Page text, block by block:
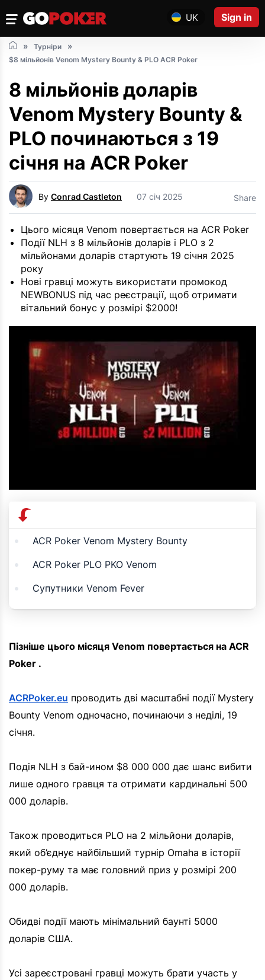
UK Sign in
Турніри
$8 мільйонів Venom Mystery Bounty & PLO ACR Poker
8 мільйонів доларів
Venom Mystery Bounty &
PLO починаються з 19
січня на ACR Poker
By Conrad Castleton 07 січ 2025 Share
Цього місяця Venom повертається на ACR Poker
Події NLH з 8 мільйонів доларів і PLO з 2
мільйонами доларів стартують 19 січня 2025
року
Нові гравці можуть використати промокод
NEWBONUS під час реєстрації, щоб отримати
вітальний бонус у розмірі $2000!
ACR Poker Venom Mystery Bounty
ACR Poker PLO PKO Venom
Супутники Venom Fever
Пізніше цього місяця Venom повертається на ACR
Poker .
ACRPoker.eu проводить дві масштабні події Mystery
Bounty Venom одночасно, починаючи з неділі, 19
січня.
Подія NLH з бай-ином $8 000 000 дає шанс вибити
лише одного гравця та отримати кардинальні 500
000 доларів.
Також проводиться PLO на 2 мільйони доларів,
який об’єднує найбільший турнір Omaha в історії
покер-руму та має головний приз у розмірі 200
000 доларів.
Обидві події мають мінімальний баунті 5000
доларів США.
Усі зареєстровані гравці можуть брати участь у